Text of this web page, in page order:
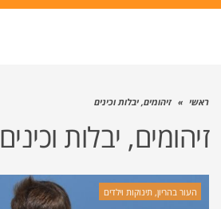
ראשי » זיהומים, יבלות וכינים
זיהומים, יבלות וכינים
העור בהריון, תינוקות וילדים